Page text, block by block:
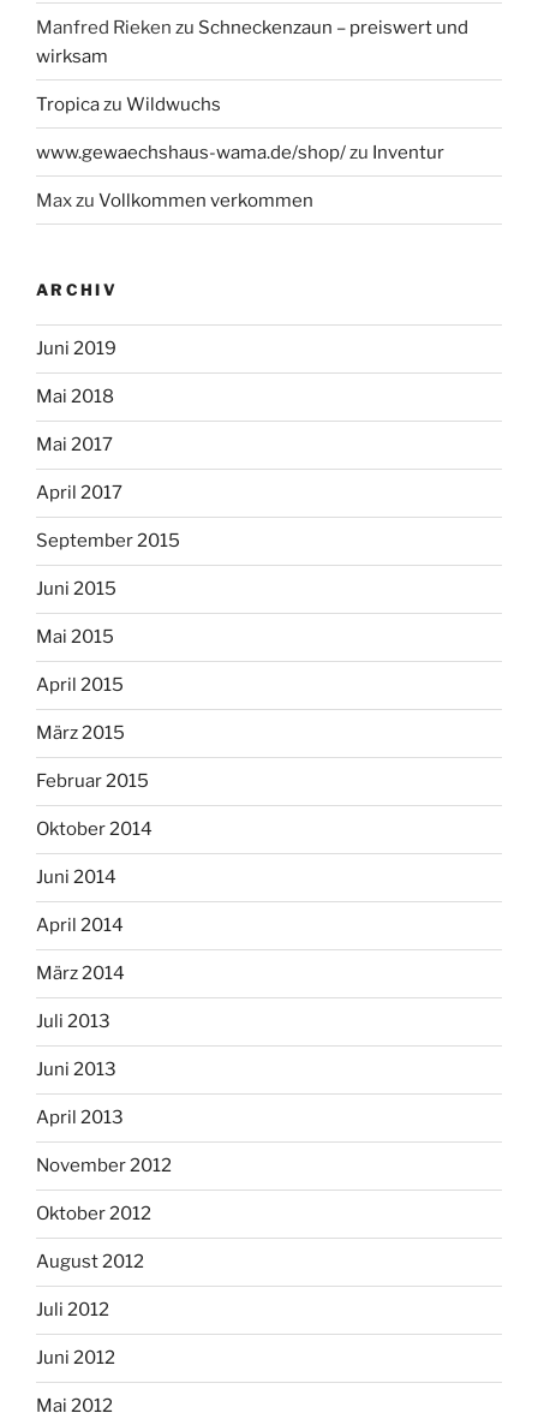
Manfred Rieken zu Schneckenzaun – preiswert und
wirksam
Tropicazu Wildwuchs
www.gewaechshaus-wama.de/shop/zu Inventur
Maxzu Vollkommen verkommen
ARCHIV
Juni 2019
Mai 2018
Mai 2017
April 2017
September 2015
Juni 2015
Mai 2015
April 2015
März 2015
Februar 2015
Oktober 2014
Juni 2014
April 2014
März 2014
Juli 2013
Juni 2013
April 2013
November 2012
Oktober 2012
August 2012
Juli 2012
Juni 2012
Mai 2012